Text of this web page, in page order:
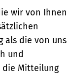
wir von Ihnen
als die von uns
und
die Mitteilung